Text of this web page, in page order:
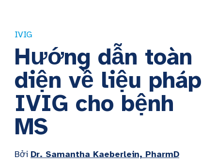
IVIG
Hướng dẫn toàn
diện về liệu pháp
IVIG cho bệnh
MS
Bởi Dr. Samantha Kaeberlein, PharmD